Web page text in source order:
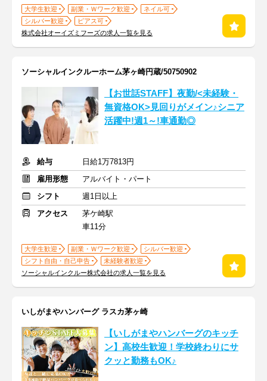
大学生歓迎 副業・Ｗワーク歓迎
ネイル可
シルバー歓迎
ピアス可
株式会社オーイズミフーズの求人一覧を見る
ソーシャルインクルーホーム茅ヶ崎円蔵/50750902
【お世話STAFF】夜勤/<未経験・
無資格OK>見回りがメイン♪シニア
活躍中!週1～!車通勤◎
給与
日給1万7813円
雇用形態
アルバイト・パート
シフト
週1日以上
アクセス
茅ケ崎駅
車11分
大学生歓迎 副業・Ｗワーク歓迎
シルバー歓迎
シフト自由・自己申告
未経験者歓迎
ソーシャルインクルー株式会社の求人一覧を見る
いしがまやハンバーグ ラスカ茅ヶ崎
【いしがまやハンバーグのキッチ
ン】高校生歓迎！学校終わりにサ
クッと勤務もOK♪